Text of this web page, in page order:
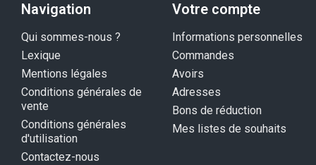
Navigation
Qui sommes-nous ?
Lexique
Mentions légales
Conditions générales de
vente
Conditions générales
d'utilisation
Contactez-nous
Votre compte
Informations personnelles
Commandes
Avoirs
Adresses
Bons de réduction
Mes listes de souhaits